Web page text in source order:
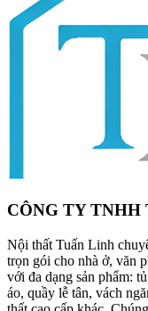
CÔNG TY
Nội thất Tuấn Linh
trọn gói cho nhà ở, văn
với đa dạng sản phẩm:
áo, quầy lễ tân, vách